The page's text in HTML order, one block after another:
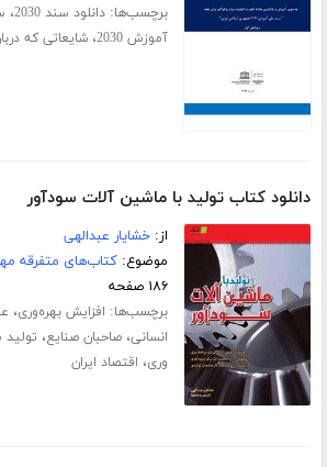
برچسب‌ها:دانلود سند 2030 ،
آموزش 2030
،شایعاتی که
دانلود کتاب تولید با ماشین آلات سودآور
از:خشایار عبدالهی
موضوع:کتاب‌های متفرقه
۱۸۶ صفحه
برچسب‌ها: افزایش بهره‌وری،
انسانی،صاحبان صنایع، تولید
وری، اقتصاد ایران